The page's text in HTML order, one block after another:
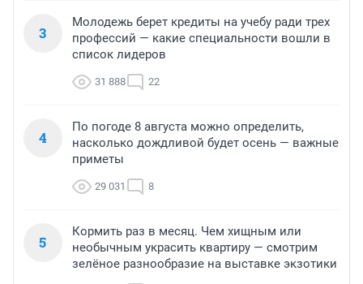
3
Молодежь берет кредиты на учебу ради трех
профессий — какие специальности вошли в
список лидеров
31 888 22
4
По погоде 8 августа можно определить,
насколько дождливой будет осень — важные
приметы
29 031 8
5
Кормить раз в месяц. Чем хищным или
необычным украсить квартиру — смотрим
зелёное разнообразие на выставке экзотики